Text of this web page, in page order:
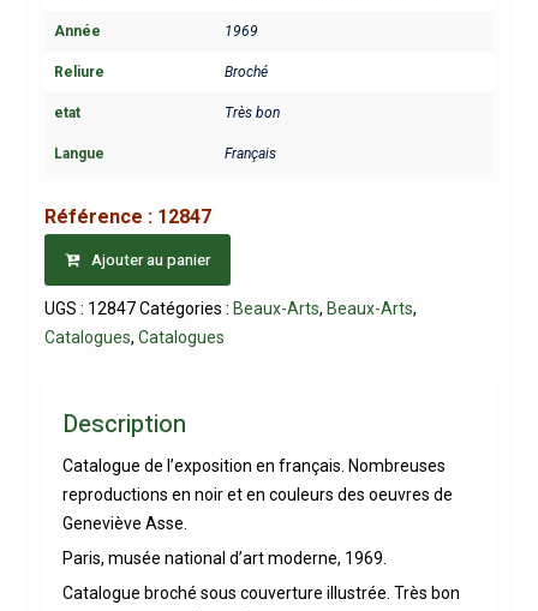
Année 1969
Reliure Broché
etat Très bon
Langue Français
Référence : 12847
Ajouter au panier
UGS : 12847 Catégories : Beaux-Arts, Beaux-Arts,
Catalogues, Catalogues
Description
Catalogue de l’exposition en français. Nombreuses
reproductions en noir et en couleurs des oeuvres de
Geneviève Asse.
Paris, musée national d’art moderne, 1969.
Catalogue broché sous couverture illustrée. Très bon